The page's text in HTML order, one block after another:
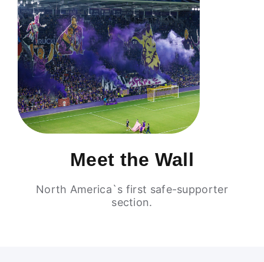
Meet the Wall
North America`s first safe-supporter
section.